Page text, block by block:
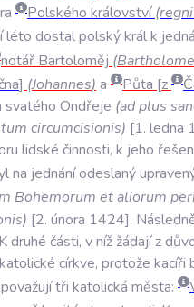
Polského království(regni
léto dostalpolskýkrálk
notář Bartoloměj (
(Johannes) a Půta z
svatého Ondřeje (adplus
circumcisionis) 1. ledna
lidské činnosti, k jeho
na jednáníodeslaný
Bohemorum etaliorum
) 2. února 1424 .
Kdruhé části, vníž žádají z
katolické církve, protože kacíři
považujítři katolická města: